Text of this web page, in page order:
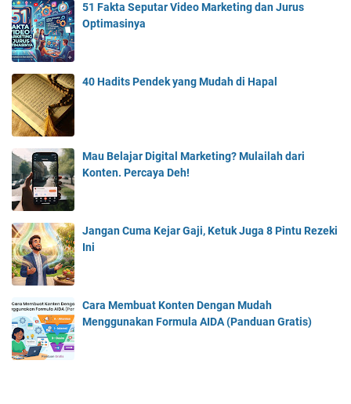
51 Fakta Seputar Video Marketing dan Jurus
Optimasinya
40 Hadits Pendek yang Mudah di Hapal
Mau Belajar Digital Marketing? Mulailah dari
Konten. Percaya Deh!
Jangan Cuma Kejar Gaji, Ketuk Juga 8 Pintu Rezeki
Ini
Cara Membuat Konten Dengan Mudah
Menggunakan Formula AIDA (Panduan Gratis)